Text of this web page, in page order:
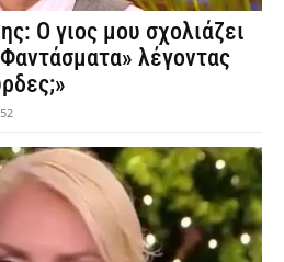
Ο γιος μου σχολιάζει
λέγοντας